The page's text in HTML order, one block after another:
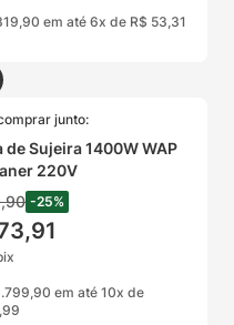
90 em até 6x de R$ 53 31
junto:
de Sujeira 1400W WAP
220V
,90 -25%
,91
.799 90 em até 10x de
99